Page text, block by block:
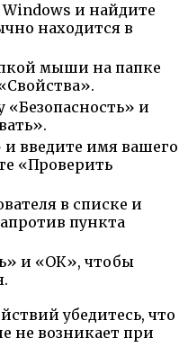
и найдите
находится в
мыши на папке
«Безопасность» и
введите имя вашего
«Проверить
в списке и
пункта
и «ОК», чтобы
убедитесь, что
не возникает при